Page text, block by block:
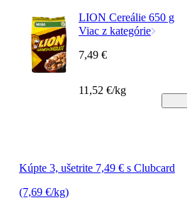
LION Cereálie 650 g
Viac z kategórie
Kúpte 3, ušetrite 7,49 € s Clubcard
(7,69 €/kg)
7,49 €
11,52 €/kg